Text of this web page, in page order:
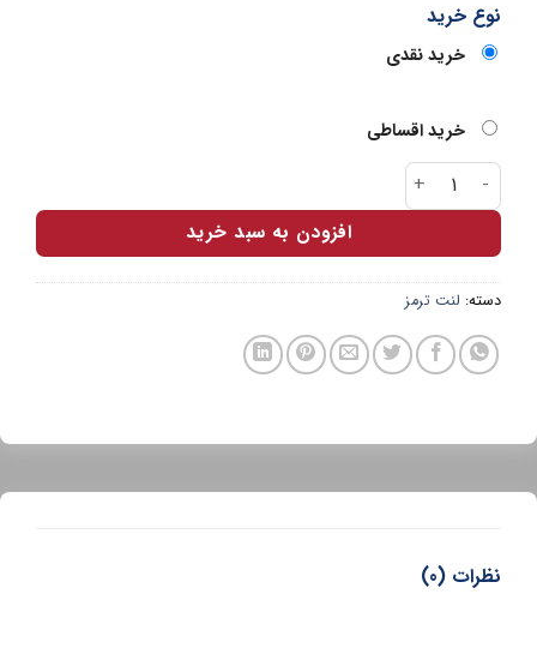
نوع خرید
خرید نقدی
خرید اقساطی
لنت جلو پارس آبی زانتیا 2000 عدد
افزودن به سبد خرید
دسته:لنت ترمز
نظرات (0)